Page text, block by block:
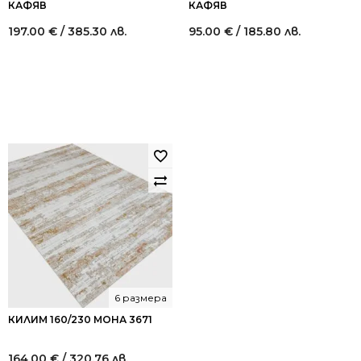
КАФЯВ
197.00 € / 385.30 лв.
КАФЯВ
95.00 € / 185.80 лв.
КИЛИМ 160/230 МОНА 3671
6 размера